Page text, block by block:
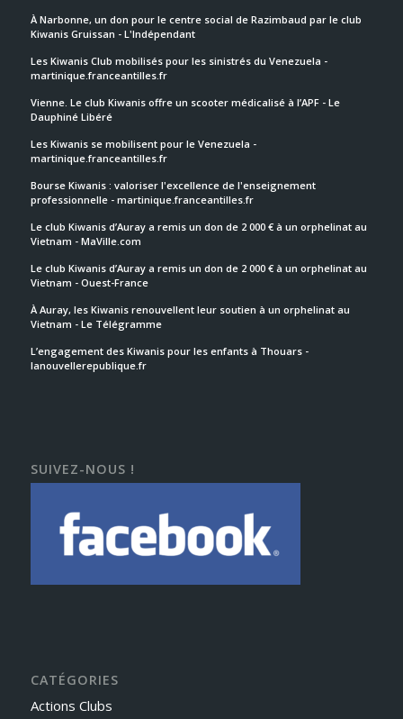
À Narbonne, un don pour le centre social de Razimbaud par le club
Kiwanis Gruissan - L'Indépendant
Les Kiwanis Club mobilisés pour les sinistrés du Venezuela -
martinique.franceantilles.fr
Vienne. Le club Kiwanis offre un scooter médicalisé à l’APF - Le
Dauphiné Libéré
Les Kiwanis se mobilisent pour le Venezuela -
martinique.franceantilles.fr
Bourse Kiwanis : valoriser l'excellence de l'enseignement
professionnelle - martinique.franceantilles.fr
Le club Kiwanis d’Auray a remis un don de 2 000 € à un orphelinat au
Vietnam - MaVille.com
Le club Kiwanis d’Auray a remis un don de 2 000 € à un orphelinat au
Vietnam - Ouest-France
À Auray, les Kiwanis renouvellent leur soutien à un orphelinat au
Vietnam - Le Télégramme
L’engagement des Kiwanis pour les enfants à Thouars -
lanouvellerepublique.fr
SUIVEZ-NOUS !
CATÉGORIES
Actions Clubs